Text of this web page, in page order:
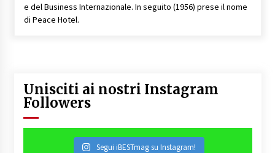
e del Business Internazionale. In seguito (1956) prese il nome
di Peace Hotel.
Unisciti ai nostri Instagram
Followers
Segui iBESTmag su Instagram!